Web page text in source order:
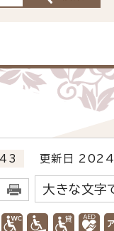
更新日 2024
大きな文字